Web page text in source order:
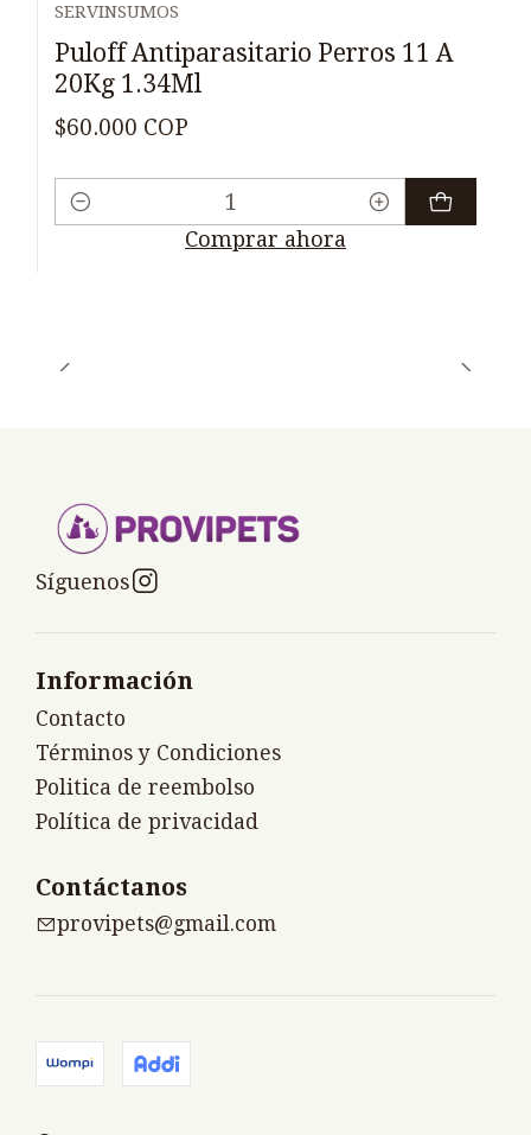
SERVINSUMOS
Puloff Antiparasitario Perros 11 A
20Kg 1.34Ml
$60.000 COP
Cantidad
Comprar ahora
Síguenos
Información
Contacto
Términos y Condiciones
Politica de reembolso
Política de privacidad
Contáctanos
provipets@gmail.com